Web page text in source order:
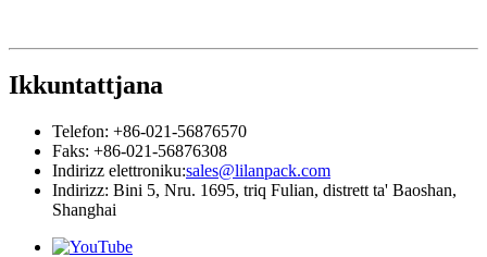
Ikkuntattjana
Telefon: +86-021-56876570
Faks: +86-021-56876308
Indirizz elettroniku:sales@lilanpack.com
Indirizz: Bini 5, Nru. 1695, triq Fulian, distrett ta' Baoshan,
Shanghai